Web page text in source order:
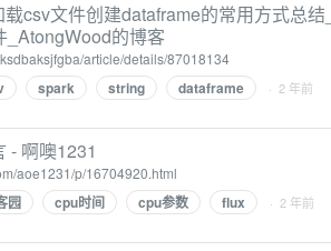
csv文件创建dataframe的常用方式总
_AtongWood的博客
article/details/87018134
spark string dataframe · 2 年前
- 啊噢1231
aoe1231/p/16704920.html
园 cpu时间 cpu参数 flux · 2 年前